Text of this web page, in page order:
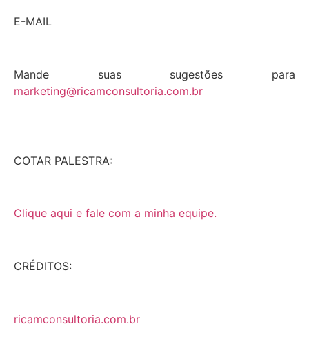
E-MAIL
Mande suas sugestões para
marketing@ricamconsultoria.com.br
COTAR PALESTRA:
Clique aqui e fale com a minha equipe.
CRÉDITOS:
ricamconsultoria.com.br